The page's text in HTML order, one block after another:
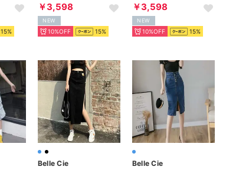
15%
￥3,598
NEW
10%OFF 15%
￥3,598
NEW
10%OFF 15%
Belle Cie Belle Cie